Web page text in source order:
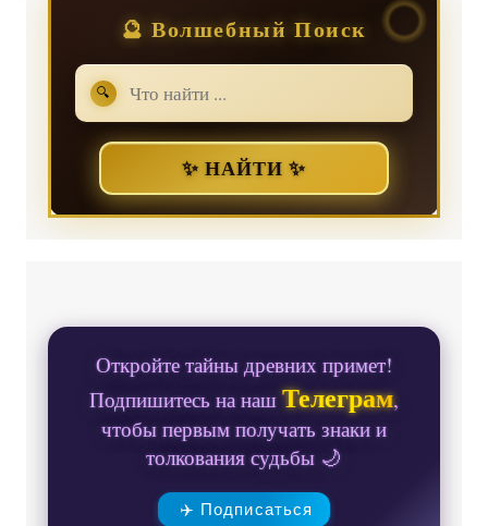
🔮 Волшебный Поиск
🔍
✨ НАЙТИ ✨
Откройте тайны древних примет!
Подпишитесь на нашТелеграм,
чтобы первым получать знаки и
толкования судьбы 🌙
✈️ Подписаться